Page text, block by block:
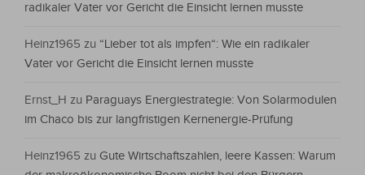
radikaler Vater vor Gericht die Einsicht lernen musste
Heinz1965 zu “Lieber tot als impfen“: Wie ein radikaler
Vater vor Gericht die Einsicht lernen musste
Ernst_H zu Paraguays Energiestrategie: Von Solarmodulen
im Chaco bis zur langfristigen Kernenergie-Prüfung
Heinz1965 zu Gute Wirtschaftszahlen, leere Kassen: Warum